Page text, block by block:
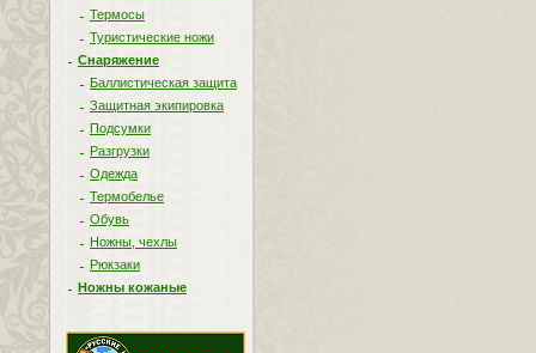
Термосы
Туристические ножи
Снаряжение
Баллистическая защита
Защитная экипировка
Подсумки
Разгрузки
Одежда
Термобелье
Обувь
Ножны, чехлы
Рюкзаки
Ножны кожаные